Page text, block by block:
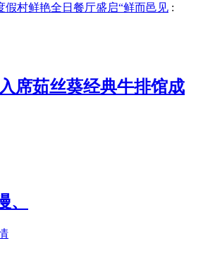
假村鲜艳全日餐厅盛启“鲜而邑见 :
席茹丝葵经典牛排馆成